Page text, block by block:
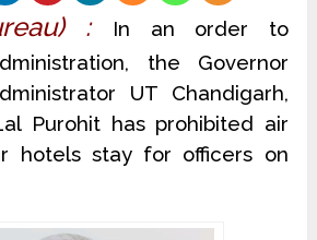
:
In an order to
the Governor
UT Chandigarh,
Purohit has prohibited air
hotels stay for officers on